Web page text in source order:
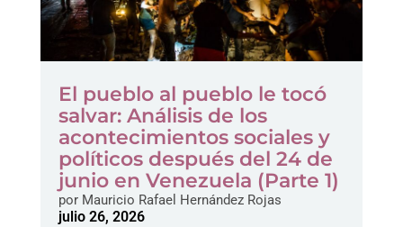
El pueblo al pueblo le tocó
salvar: Análisis de los
acontecimientos sociales y
políticos después del 24 de
junio en Venezuela (Parte 1)
porMauricio Rafael Hernández Rojas
julio 26, 2026